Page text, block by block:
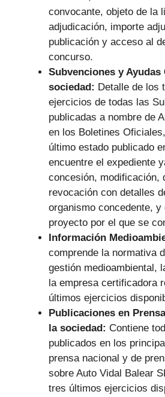
convocante, objeto de la
adjudicación, importe
publicación y acceso al
concurso.
Subvenciones y Ayudas
sociedad: Detalle de los
ejercicios de todas las
publicadas a nombre de
en los Boletines
último estado publicado
encuentre el expediente
concesión, modificación,
revocación con detalles
organismo concedente,
proyecto por el que se
Información
comprende la normativa
gestión medioambiental,
la empresa certificadora
últimos ejercicios
Publicaciones en
la sociedad: Contiene
publicados en los
prensa nacional y de
sobre Auto Vidal Balear
tres últimos ejercicios